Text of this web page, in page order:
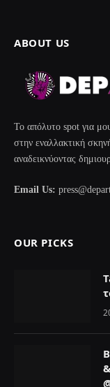
ABOUT US
Το απόλυτο spot για
στην εναλλακτική
αναδεικνύοντας
Email Us:
OUR PICKS